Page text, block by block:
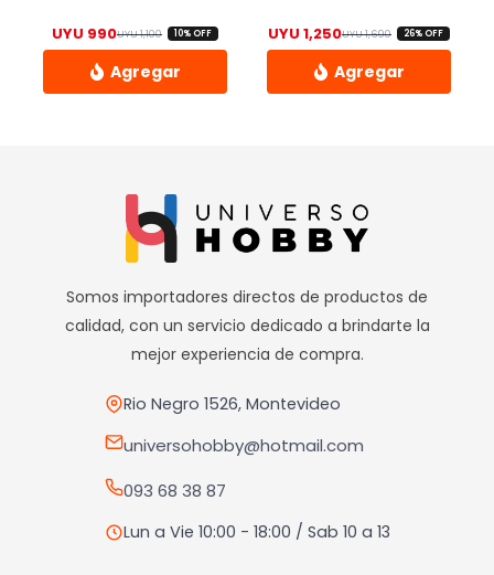
UYU1,100El precio original era: UYU 1,100.
UYU 990 El precio actual es: UYU 990.
10% OFF UYU1,690El precio
UYU 1,250 El precio
26% OFF
Somos importadores directos de productos de
calidad, con un servicio dedicado a brindarte la
mejor experiencia de compra.
Rio Negro 1526, Montevideo
universohobby@hotmail.com
093 68 38 87
Lun a Vie 10:00 - 18:00 / Sab 10 a 13